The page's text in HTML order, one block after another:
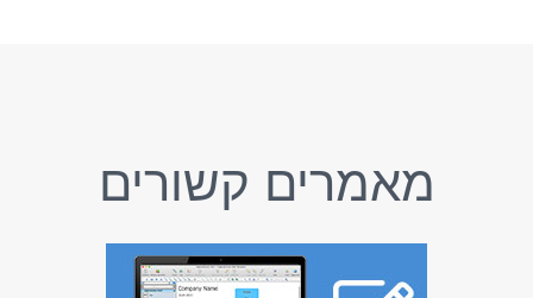
מאמרים קשורים